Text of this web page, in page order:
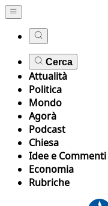
Cerca
Attualità
Politica
Mondo
Agorà
Podcast
Chiesa
Idee e Commenti
Economia
Rubriche